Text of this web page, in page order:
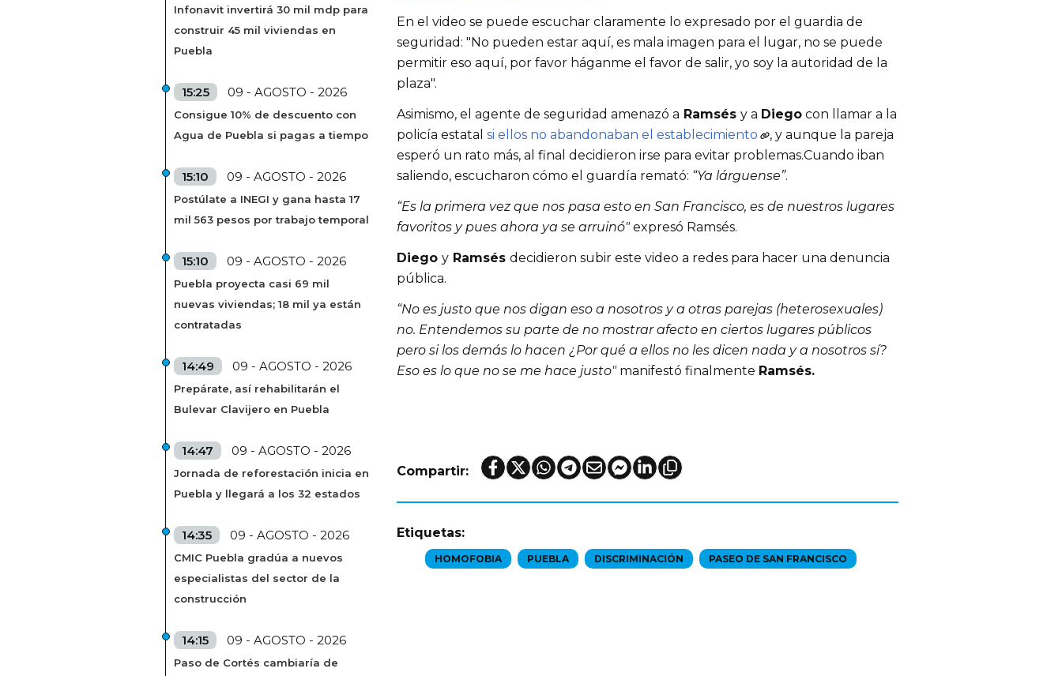
Infonavit invertirá 30 mil mdp para
construir 45 mil viviendas en
Puebla
15:25 09 - AGOSTO - 2026
Consigue 10% de descuento con
Agua de Puebla si pagas a tiempo
15:10 09 - AGOSTO - 2026
Postúlate a INEGI y gana hasta 17
mil 563 pesos por trabajo temporal
15:10 09 - AGOSTO - 2026
Puebla proyecta casi 69 mil
nuevas viviendas; 18 mil ya están
contratadas
14:49 09 - AGOSTO - 2026
Prepárate, así rehabilitarán el
Bulevar Clavijero en Puebla
14:47 09 - AGOSTO - 2026
Jornada de reforestación inicia en
Puebla y llegará a los 32 estados
14:35 09 - AGOSTO - 2026
CMIC Puebla gradúa a nuevos
especialistas del sector de la
construcción
14:15 09 - AGOSTO - 2026
Paso de Cortés cambiaría de
En el video se puede escuchar claramente lo expresado por el guardia de
seguridad: "No pueden estar aquí, es mala imagen para el lugar, no se puede
permitir eso aquí, por favor háganme el favor de salir, yo soy la autoridad de la
plaza".
Asimismo, el agente de seguridad amenazó a Ramsés y a Diego con llamar a la
policía estatal si ellos no abandonaban el establecimiento
, y aunque la pareja
esperó un rato más, al final decidieron irse para evitar problemas.Cuando iban
saliendo, escucharon cómo el guardía remató: “Ya lárguense”.
“Es la primera vez que nos pasa esto en San Francisco, es de nuestros lugares
favoritos y pues ahora ya se arruinó" expresó Ramsés.
Diego y Ramsés decidieron subir este video a redes para hacer una denuncia
pública.
“No es justo que nos digan eso a nosotros y a otras parejas (heterosexuales)
no. Entendemos su parte de no mostrar afecto en ciertos lugares públicos
pero si los demás lo hacen ¿Por qué a ellos no les dicen nada y a nosotros sí?
Eso es lo que no se me hace justo" manifestó finalmente Ramsés.
Compartir:
Etiquetas:
HOMOFOBIA PUEBLA DISCRIMINACIÓN PASEO DE SAN FRANCISCO